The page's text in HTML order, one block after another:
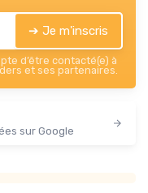
➔ Je m'inscris
d’être contacté(e) à
et ses partenaires.
sur Google